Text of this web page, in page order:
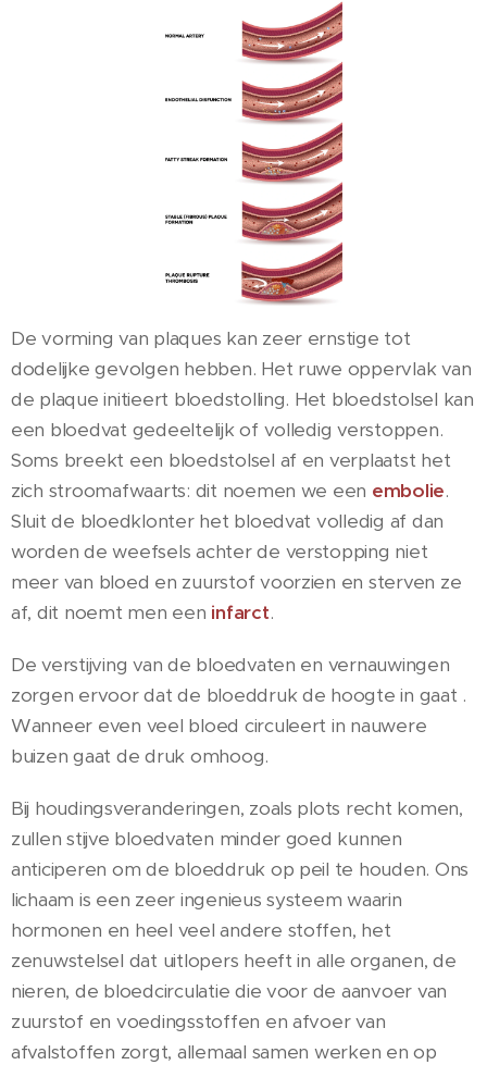
De vorming van plaques kan zeer ernstige tot
dodelijke gevolgen hebben. Het ruwe oppervlak van
de plaque initieert bloedstolling. Het bloedstolsel kan
een bloedvat gedeeltelijk of volledig verstoppen.
Soms breekt een bloedstolsel af en verplaatst het
zich stroomafwaarts: dit noemen we een embolie.
Sluit de bloedklonter het bloedvat volledig af dan
worden de weefsels achter de verstopping niet
meer van bloed en zuurstof voorzien en sterven ze
af, dit noemt men een infarct.
De verstijving van de bloedvaten en vernauwingen
zorgen ervoor dat de bloeddruk de hoogte in gaat .
Wanneer even veel bloed circuleert in nauwere
buizen gaat de druk omhoog.
Bij houdingsveranderingen, zoals plots recht komen,
zullen stijve bloedvaten minder goed kunnen
anticiperen om de bloeddruk op peil te houden. Ons
lichaam is een zeer ingenieus systeem waarin
hormonen en heel veel andere stoffen, het
zenuwstelsel dat uitlopers heeft in alle organen, de
nieren, de bloedcirculatie die voor de aanvoer van
zuurstof en voedingsstoffen en afvoer van
afvalstoffen zorgt, allemaal samen werken en op